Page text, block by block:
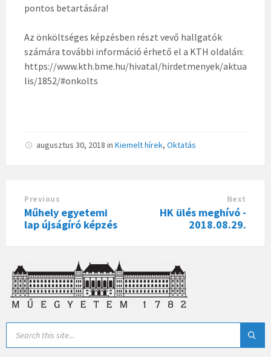
pontos betartására!
Az önköltséges képzésben részt vevő hallgatók
számára további információ érhető el a KTH oldalán:
https://www.kth.bme.hu/hivatal/hirdetmenyek/aktua
lis/1852/#onkolts
augusztus 30, 2018 in Kiemelt hírek, Oktatás
Previous
Műhely egyetemi
lap újságíró képzés
Next
HK ülés meghívó -
2018.08.29.